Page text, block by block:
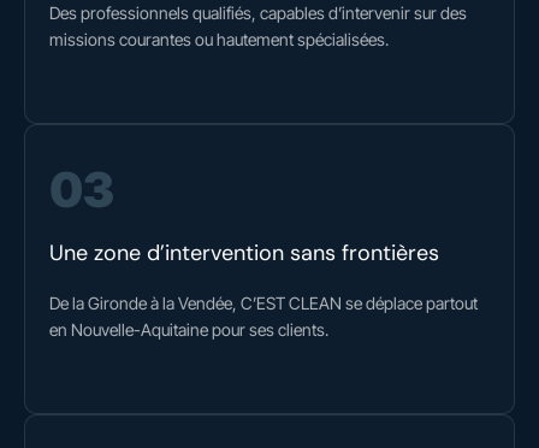
Des professionnels qualifiés, capables d’intervenir sur des
missions courantes ou hautement spécialisées.
03
Une zone d’intervention sans frontières
De la Gironde à la Vendée, C’EST CLEAN se déplace partout
en Nouvelle-Aquitaine pour ses clients.